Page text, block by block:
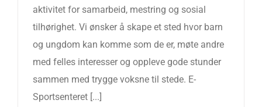
aktivitet for samarbeid, mestring og sosial
tilhørighet. Vi ønsker å skape et sted hvor barn
og ungdom kan komme som de er, møte andre
med felles interesser og oppleve gode stunder
sammen med trygge voksne til stede. E-
Sportsenteret [...]